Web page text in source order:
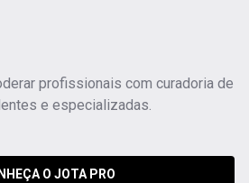
profissionais com curadoria de
e especializadas.
O JOTA PRO